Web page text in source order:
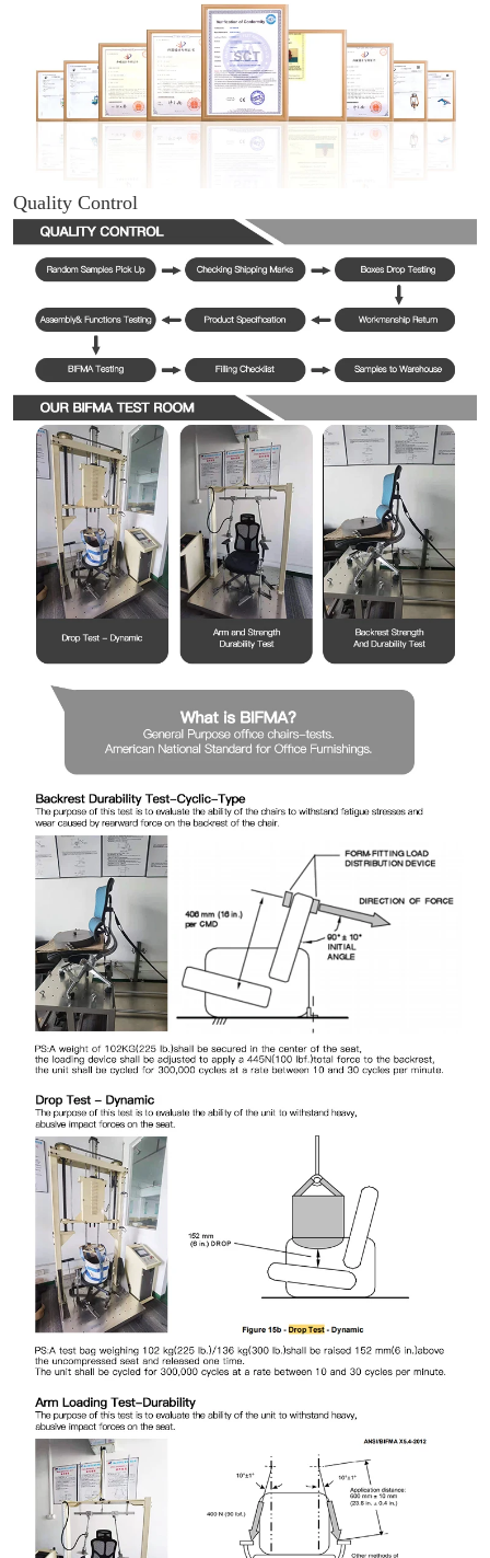
Quality Control